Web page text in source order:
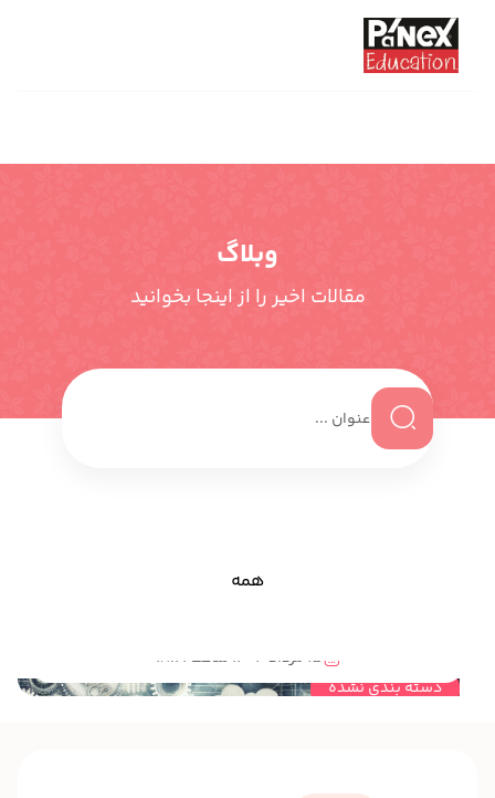
وبلاگ
مقالات اخیر را از اینجا بخوانید
همه
دسته بندی نشده
15 مرداد 1404 ساعت 18:21